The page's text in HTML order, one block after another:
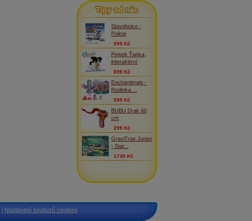
Tipy od nás
Stavebnice -
Policie
599 Kč
Pejsek Ťapka,
interaktivní
899 Kč
Enchantimals -
Rodinka ...
599 Kč
BUBU Drak 60
cm
299 Kč
GraviTrax Junior
- Star...
1749 Kč
Nastavení souborů cookies